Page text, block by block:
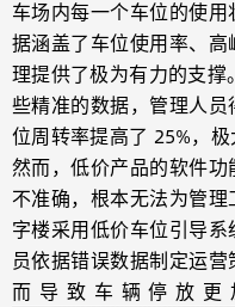
车场内每一个车位的使
据涵盖了车位使用率、
理提供了极为有力的支
些精准的数据，管理人
位周转率提高了 25%，
然而，低价产品的软件
不准确，根本无法为管
字楼采用低价车位引导
员依据错误数据制定运
而导致车辆停放更